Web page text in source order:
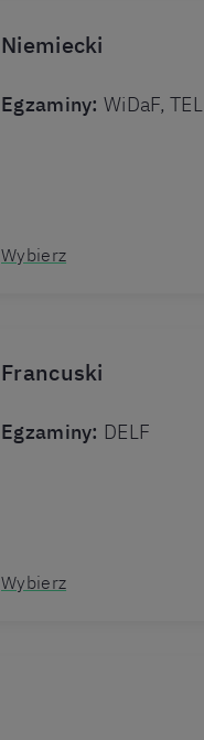
Niemiecki
Egzaminy: WiDaF,
Wybierz
Francuski
Egzaminy: DELF
Wybierz